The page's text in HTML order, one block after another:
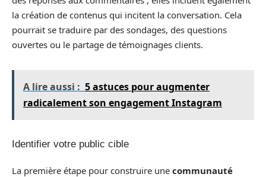
la création de contenus qui incitent la conversation. Cela
pourrait se traduire par des sondages, des questions
ouvertes ou le partage de témoignages clients.
A lire aussi : 5 astuces pour augmenter
radicalement son engagement Instagram
Identifier votre public cible
La première étape pour construire une communauté